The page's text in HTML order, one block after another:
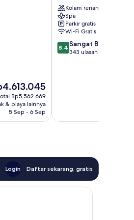
Rp5.562.669
& biaya lainnya
5 Sep - 6 Sep
Chania
Kolam renang
Spa
Parkir gratis
Wi-Fi Gratis
8.4
dari
8,4 Sangat Baik
343 ulasan
Login Daftar sekarang, gratis